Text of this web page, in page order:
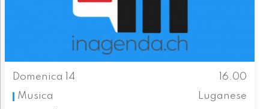
Domenica 14
16.00
Musica
Luganese